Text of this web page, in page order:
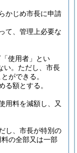
かじめ市長に申請
て、管理上必要な
使用者」とい
。 ただし、市長
ができる。
る額とする。
用料を減額し、又
し、市長が特別の
の全部又は一部